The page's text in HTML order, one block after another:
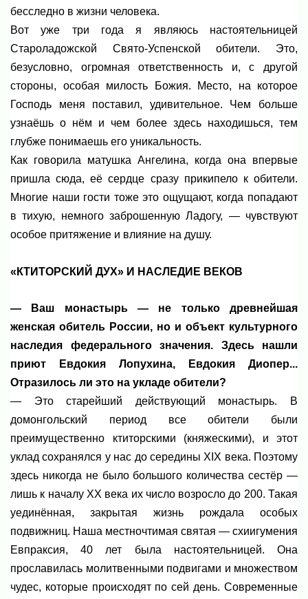
бесследно в жизни человека.
Вот уже три года я являюсь настоятельницей
Староладожской Свято-Успенской обители. Это,
безусловно, огромная ответственность и, с другой
стороны, особая милость Божия. Место, на которое
Господь меня поставил, удивительное. Чем больше
узнаёшь о нём и чем более здесь находишься, тем
глубже понимаешь его уникальность.
Как говорила матушка Ангелина, когда она впервые
пришла сюда, её сердце сразу прикипело к обители.
Многие наши гости тоже это ощущают, когда попадают
в тихую, немного заброшенную Ладогу, — чувствуют
особое притяжение и влияние на душу.
«КТИТОРСКИЙ ДУХ» И НАСЛЕДИЕ ВЕКОВ
— Ваш монастырь — не только древнейшая
женская обитель России, но и объект культурного
наследия федерального значения. Здесь нашли
приют Евдокия Лопухина, Евдокия Диопер...
Отразилось ли это на укладе обители?
— Это старейший действующий монастырь. В
домонгольский период все обители были
преимущественно ктиторскими (княжескими), и этот
уклад сохранялся у нас до середины XIX века. Поэтому
здесь никогда не было большого количества сестёр —
лишь к началу XX века их число возросло до 200. Такая
уединённая, закрытая жизнь рождала особых
подвижниц. Наша местночтимая святая — схиигумения
Евпраксия, 40 лет была настоятельницей. Она
прославилась молитвенными подвигами и множеством
чудес, которые происходят по сей день. Современные